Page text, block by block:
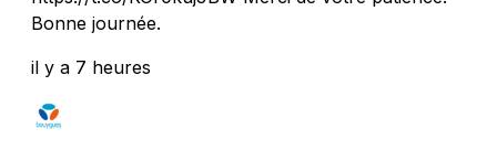
Bonne journée.
il y a 7 heures